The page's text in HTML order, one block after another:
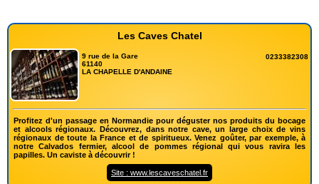
Les Caves Chatel
9 rue de la Gare
61140
LA CHAPELLE D'ANDAINE
0233382308
Profitez d'un passage en Normandie pour déguster nos produits du bocage
et alcools régionaux. Découvrez, dans notre cave, un large choix de vins
régionaux de toute la France et de spiritueux. Venez goûter, par exemple, à
notre Calvados fermier, alcool de pommes régional qui vous ravira les
papilles. Un caviste à découvrir !
Site : www.lescaveschatel.fr